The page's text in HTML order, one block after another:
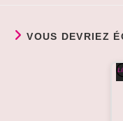
VOUS DEVRIEZ